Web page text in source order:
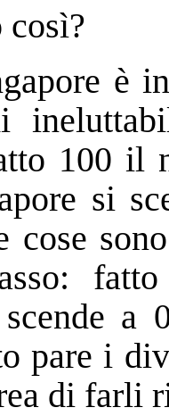
così?
è
100 il
si
cose
a
pare i
di farli